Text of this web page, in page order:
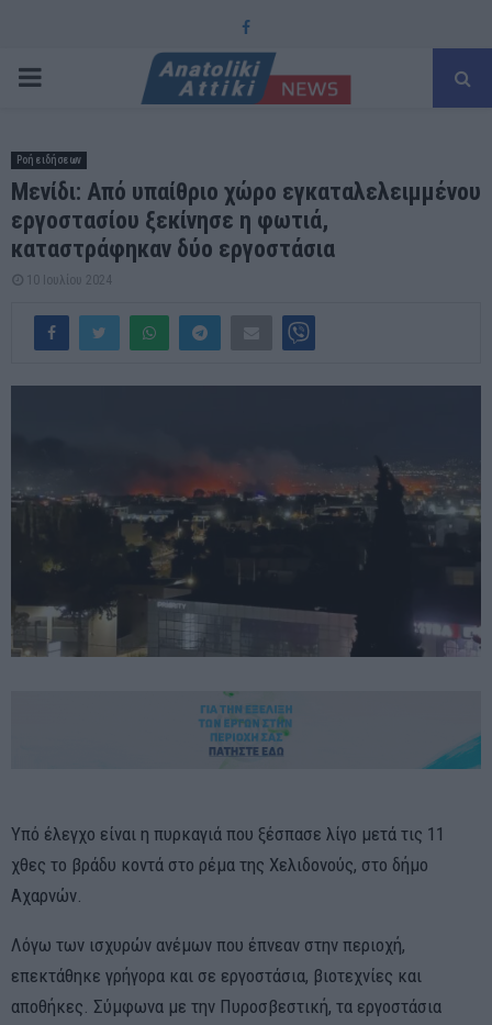
Facebook
PRIMARY
Ροή ειδήσεων
Μενίδι: Από υπαίθριο χώρο εγκαταλελειμμένου
εργοστασίου ξεκίνησε η φωτιά,
καταστράφηκαν δύο εργοστάσια
10 Ιουλίου 2024
Yπό έλεγχο είναι η πυρκαγιά που ξέσπασε λίγο μετά τις 11
χθες το βράδυ κοντά στο ρέμα της Χελιδονούς, στο δήμο
Αχαρνών.
Λόγω των ισχυρών ανέμων που έπνεαν στην περιοχή,
επεκτάθηκε γρήγορα και σε εργοστάσια, βιοτεχνίες και
αποθήκες. Σύμφωνα με την Πυροσβεστική, τα εργοστάσια